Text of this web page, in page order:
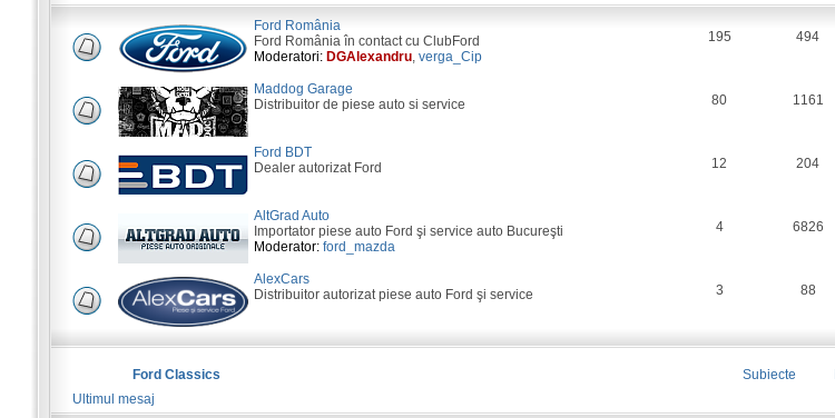
Ford România
Ford România în contact cu ClubFord
Moderatori: DGAlexandru, verga_Cip
195 494
Maddog Garage
Distribuitor de piese auto si service
80 1161
Ford BDT
Dealer autorizat Ford
12 204
AltGrad Auto
Importator piese auto Ford şi service auto Bucureşti
Moderator: ford_mazda
4 6826
AlexCars
Distribuitor autorizat piese auto Ford şi service
3 88
Ford Classics Subiecte
Ultimul mesaj